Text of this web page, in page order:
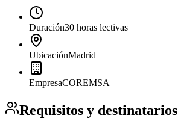
Duración30 horas lectivas
UbicaciónMadrid
EmpresaCOREMSA
Requisitos y destinatarios